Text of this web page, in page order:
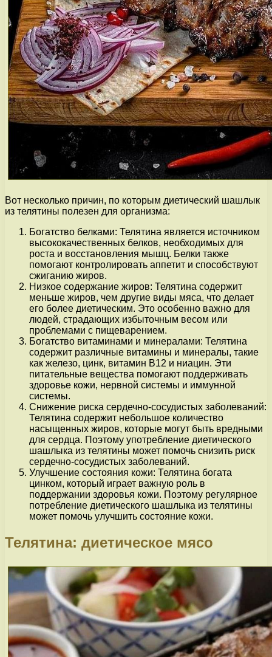
Вот несколько причин, по которым диетический шашлык
из телятины полезен для организма:
Богатство белками: Телятина является источником
высококачественных белков, необходимых для
роста и восстановления мышц. Белки также
помогают контролировать аппетит и способствуют
сжиганию жиров.
Низкое содержание жиров: Телятина содержит
меньше жиров, чем другие виды мяса, что делает
его более диетическим. Это особенно важно для
людей, страдающих избыточным весом или
проблемами с пищеварением.
Богатство витаминами и минералами: Телятина
содержит различные витамины и минералы, такие
как железо, цинк, витамин В12 и ниацин. Эти
питательные вещества помогают поддерживать
здоровье кожи, нервной системы и иммунной
системы.
Снижение риска сердечно-сосудистых заболеваний:
Телятина содержит небольшое количество
насыщенных жиров, которые могут быть вредными
для сердца. Поэтому употребление диетического
шашлыка из телятины может помочь снизить риск
сердечно-сосудистых заболеваний.
Улучшение состояния кожи: Телятина богата
цинком, который играет важную роль в
поддержании здоровья кожи. Поэтому регулярное
потребление диетического шашлыка из телятины
может помочь улучшить состояние кожи.
Телятина: диетическое мясо